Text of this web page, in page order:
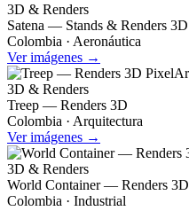
3D & Renders
Satena — Stands & Renders 3D
Colombia · Aeronáutica
Ver imágenes →
3D & Renders
Treep — Renders 3D
Colombia · Arquitectura
Ver imágenes →
3D & Renders
World Container — Renders 3D
Colombia · Industrial